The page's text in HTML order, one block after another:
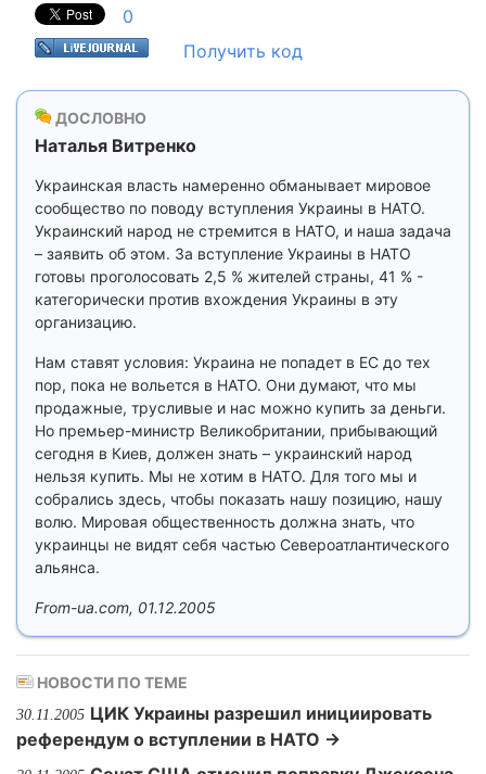
0
Получить код
ДОСЛОВНО
Наталья Витренко
Украинская власть намеренно обманывает мировое
сообщество по поводу вступления Украины в НАТО.
Украинский народ не стремится в НАТО, и наша задача
– заявить об этом. За вступление Украины в НАТО
готовы проголосовать 2,5 % жителей страны, 41 % -
категорически против вхождения Украины в эту
организацию.
Нам ставят условия: Украина не попадет в ЕС до тех
пор, пока не вольется в НАТО. Они думают, что мы
продажные, трусливые и нас можно купить за деньги.
Но премьер-министр Великобритании, прибывающий
сегодня в Киев, должен знать – украинский народ
нельзя купить. Мы не хотим в НАТО. Для того мы и
собрались здесь, чтобы показать нашу позицию, нашу
волю. Мировая общественность должна знать, что
украинцы не видят себя частью Североатлантического
альянса.
From-ua.com, 01.12.2005
НОВОСТИ ПО ТЕМЕ
30.11.2005 ЦИК Украины разрешил инициировать
референдум о вступлении в НАТО →